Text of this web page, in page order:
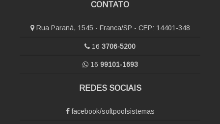
CONTATO
Rua Paraná, 1545 - Franca/SP - CEP: 14401-348
16 3706-5200
16 99101-1693
REDES SOCIAIS
facebook/softpoolsistemas